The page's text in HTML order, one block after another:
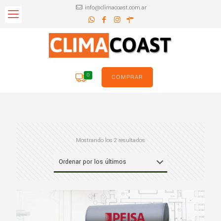
info@climacoast.com.ar
0 COMPRAR
Mostrando los 2 resultados